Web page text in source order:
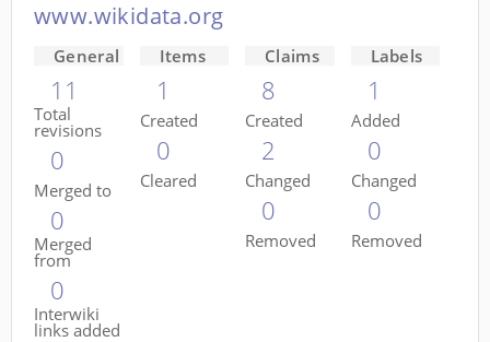
www.wikidata.org
General
11
Total
revisions
0
Merged to
0
Merged
from
0
Interwiki
links added
Items
1
Created
0
Cleared
Claims
8
Created
2
Changed
0
Removed
Labels
1
Added
0
Changed
0
Removed